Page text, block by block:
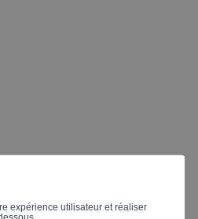
expérience utilisateur et réaliser